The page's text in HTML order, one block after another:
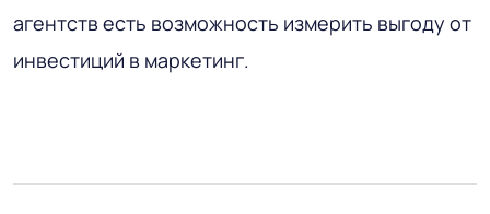
агентств есть возможность измерить выгоду от
инвестиций в маркетинг.